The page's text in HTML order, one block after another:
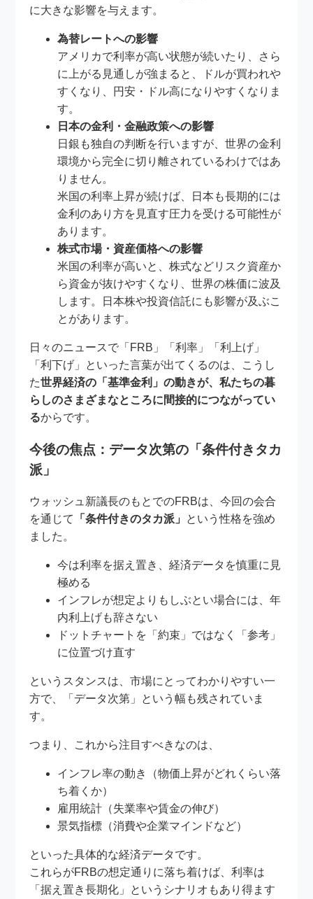
に大きな影響を与えます。
為替レートへの影響
アメリカで利率が高い状態が続いたり、さら
に上がる見通しが強まると、ドルが買われや
すくなり、円安・ドル高になりやすくなりま
す。
日本の金利・金融政策への影響
日銀も独自の判断を行いますが、世界の金利
環境から完全に切り離されているわけではあ
りません。
米国の利率上昇が続けば、日本も長期的には
金利のあり方を見直す圧力を受ける可能性が
あります。
株式市場・資産価格への影響
米国の利率が高いと、株式などリスク資産か
ら資金が抜けやすくなり、世界の株価に波及
します。日本株や投資信託にも影響が及ぶこ
とがあります。
日々のニュースで「FRB」「利率」「利上げ」
「利下げ」といった言葉が出てくるのは、こうし
た世界経済の「基準金利」の動きが、私たちの暮
らしのさまざまなところに間接的につながってい
るからです。
今後の焦点：データ次第の「条件付きタカ
派」
ウォッシュ新議長のもとでのFRBは、今回の会合
を通じて
「条件付きのタカ派」 という性格を強め
ました。
今は利率を据え置き、経済データを慎重に見
極める
インフレが想定よりもしぶとい場合には、年
内利上げも辞さない
ドットチャートを「約束」ではなく「参考」
に位置づけ直す
というスタンスは、市場にとってわかりやすい一
方で、「データ次第」という幅も残されていま
す。
つまり、これから注目すべきなのは、
インフレ率の動き（物価上昇がどれくらい落
ち着くか）
雇用統計（失業率や賃金の伸び）
景気指標（消費や企業マインドなど）
といった具体的な経済データです。
これらがFRBの想定通りに落ち着けば、利率は
「据え置き長期化」というシナリオもあり得ます